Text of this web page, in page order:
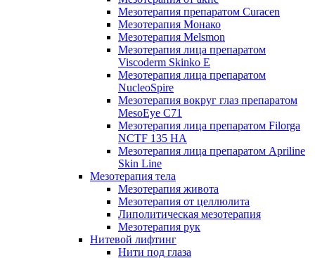
Мезотерапия препаратом Curacen
Мезотерапия Монако
Мезотерапия Melsmon
Мезотерапия лица препаратом
Viscoderm Skinko E
Мезотерапия лица препаратом
NucleoSpire
Мезотерапия вокруг глаз препаратом
MesoEye С71
Мезотерапия лица препаратом Filorga
NCTF 135 HA
Мезотерапия лица препаратом Apriline
Skin Line
Мезотерапия тела
Мезотерапия живота
Мезотерапия от целлюлита
Липолитическая мезотерапия
Мезотерапия рук
Нитевой лифтинг
Нити под глаза